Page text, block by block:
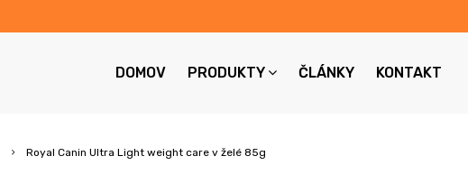
DOMOV PRODUKTY ČLÁNKY KONTAKT
Royal Canin Ultra Light weight care v želé 85g